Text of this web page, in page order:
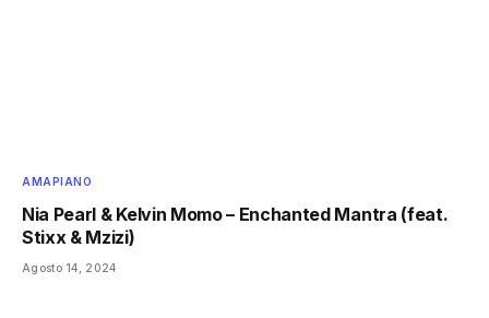
AMAPIANO
Nia Pearl & Kelvin Momo – Enchanted Mantra (feat.
Stixx & Mzizi)
Agosto 14, 2024